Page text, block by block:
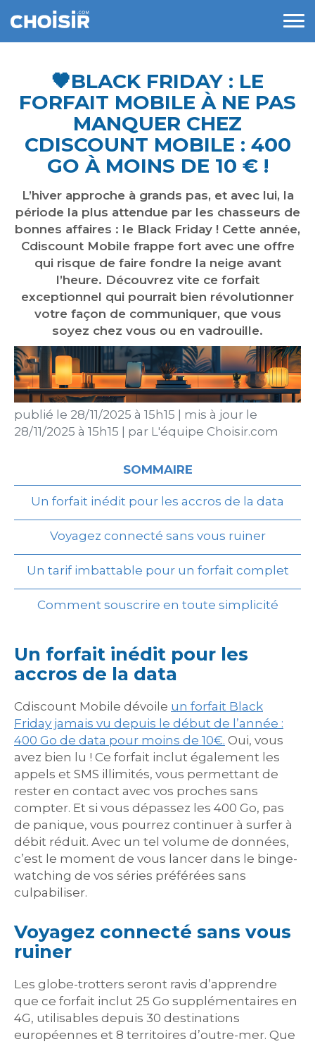
🖤​BLACK FRIDAY : LE
FORFAIT MOBILE À NE PAS
MANQUER CHEZ
CDISCOUNT MOBILE : 400
GO À MOINS DE 10 € !
L’hiver approche à grands pas, et avec lui, la
période la plus attendue par les chasseurs de
bonnes affaires : le Black Friday ! Cette année,
Cdiscount Mobile frappe fort avec une offre
qui risque de faire fondre la neige avant
l’heure. Découvrez vite ce forfait
exceptionnel qui pourrait bien révolutionner
votre façon de communiquer, que vous
soyez chez vous ou en vadrouille.
publié le 28/11/2025 à 15h15
mis à jour le
28/11/2025 à 15h15
par L'équipe Choisir.com
SOMMAIRE
Un forfait inédit pour les accros de la data
Voyagez connecté sans vous ruiner
Un tarif imbattable pour un forfait complet
Comment souscrire en toute simplicité
Un forfait inédit pour les
accros de la data
Cdiscount Mobile dévoile un forfait Black
Friday jamais vu depuis le début de l’année :
400 Go de data pour moins de 10€. Oui, vous
avez bien lu ! Ce forfait inclut également les
appels et SMS illimités, vous permettant de
rester en contact avec vos proches sans
compter. Et si vous dépassez les 400 Go, pas
de panique, vous pourrez continuer à surfer à
débit réduit. Avec un tel volume de données,
c’est le moment de vous lancer dans le binge-
watching de vos séries préférées sans
culpabiliser.
Voyagez connecté sans vous
ruiner
Les globe-trotters seront ravis d’apprendre
que ce forfait inclut 25 Go supplémentaires en
4G, utilisables depuis 30 destinations
européennes et 8 territoires d’outre-mer. Que